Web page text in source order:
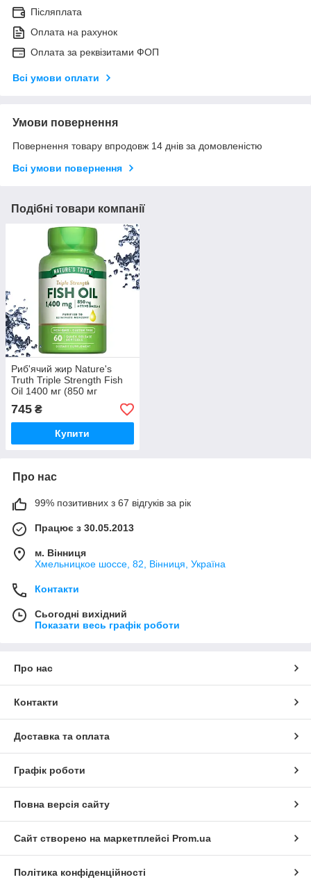
Післяплата
Оплата на рахунок
Оплата за реквізитами ФОП
Всі умови оплати
Умови повернення
Повернення товару впродовж 14 днів за домовленістю
Всі умови повернення
Подібні товари компанії
Риб'ячий жир Nature's
Truth Triple Strength Fish
Oil 1400 мг (850 мг
Omega-3) 60 гелевих
капсул
745 ₴
Купити
Про нас
99% позитивних з 67 відгуків за рік
Працює з 30.05.2013
м. Вінниця
Хмельницкое шоссе, 82, Вінниця, Україна
Контакти
Сьогодні вихідний
Показати весь графік роботи
Про нас
Контакти
Доставка та оплата
Графік роботи
Повна версія сайту
Сайт створено на маркетплейсі Prom.ua
Політика конфіденційності